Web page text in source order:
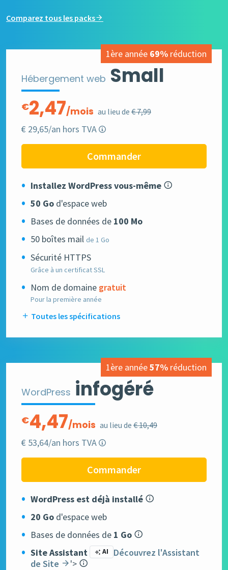
Comparez tous les packs
1ère année 69% réduction
Hébergement web Small
€2,47/mois au lieu de € 7,99
€ 29,65/an hors TVA
Commander
Installez WordPress vous-même
50 Go d'espace web
Bases de données de 100 Mo
50 boîtes mail de 1 Go
Sécurité HTTPS
Grâce à un certificat SSL
Nom de domaine gratuit
Pour la première année
Toutes les spécifications
1ère année57% réduction
WordPress infogéré
€4,47/mois au lieu de € 10,49
€ 53,64/an hors TVA
Commander
WordPress est déjà installé
20 Go d'espace web
Bases de données de 1 Go
Site Assistant
AI
Découvrez l'Assistant
de Site
'>